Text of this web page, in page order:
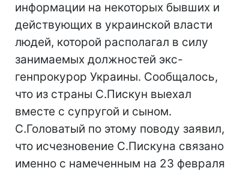
информации на некоторых бывших и
действующих в украинской власти
людей, которой располагал в силу
занимаемых должностей экс-
генпрокурор Украины. Сообщалось,
что из страны С.Пискун выехал
вместе с супругой и сыном.
С.Головатый по этому поводу заявил,
что исчезновение С.Пискуна связано
именно с намеченным на 23 февраля